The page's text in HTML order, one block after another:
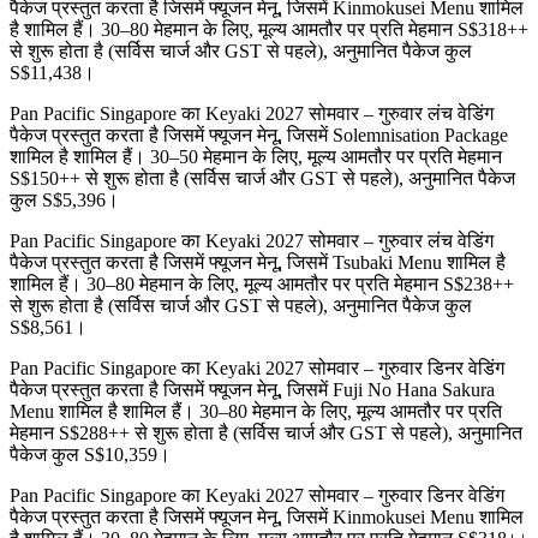
पैकेज प्रस्तुत करता है जिसमें फ्यूजन मेनू, जिसमें Kinmokusei Menu शामिल
है शामिल हैं। 30–80 मेहमान के लिए, मूल्य आमतौर पर प्रति मेहमान S$318++
से शुरू होता है (सर्विस चार्ज और GST से पहले), अनुमानित पैकेज कुल
S$11,438।
Pan Pacific Singapore का Keyaki 2027 सोमवार – गुरुवार लंच वेडिंग
पैकेज प्रस्तुत करता है जिसमें फ्यूजन मेनू, जिसमें Solemnisation Package
शामिल है शामिल हैं। 30–50 मेहमान के लिए, मूल्य आमतौर पर प्रति मेहमान
S$150++ से शुरू होता है (सर्विस चार्ज और GST से पहले), अनुमानित पैकेज
कुल S$5,396।
Pan Pacific Singapore का Keyaki 2027 सोमवार – गुरुवार लंच वेडिंग
पैकेज प्रस्तुत करता है जिसमें फ्यूजन मेनू, जिसमें Tsubaki Menu शामिल है
शामिल हैं। 30–80 मेहमान के लिए, मूल्य आमतौर पर प्रति मेहमान S$238++
से शुरू होता है (सर्विस चार्ज और GST से पहले), अनुमानित पैकेज कुल
S$8,561।
Pan Pacific Singapore का Keyaki 2027 सोमवार – गुरुवार डिनर वेडिंग
पैकेज प्रस्तुत करता है जिसमें फ्यूजन मेनू, जिसमें Fuji No Hana Sakura
Menu शामिल है शामिल हैं। 30–80 मेहमान के लिए, मूल्य आमतौर पर प्रति
मेहमान S$288++ से शुरू होता है (सर्विस चार्ज और GST से पहले), अनुमानित
पैकेज कुल S$10,359।
Pan Pacific Singapore का Keyaki 2027 सोमवार – गुरुवार डिनर वेडिंग
पैकेज प्रस्तुत करता है जिसमें फ्यूजन मेनू, जिसमें Kinmokusei Menu शामिल